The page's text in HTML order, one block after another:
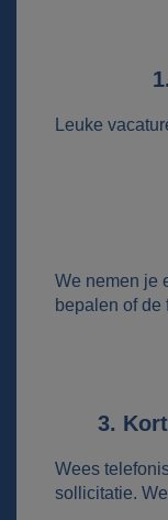
Leuke
We nemen je
bepalen of de
3.
Wees
sollicitatie.